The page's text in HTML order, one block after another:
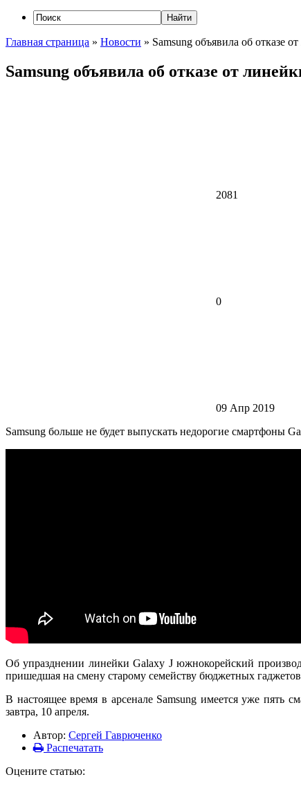
Главная страница » Новости » Samsung объявила об отказе
Samsung объявила об отказе от
2081
0
09 Апр 2019
Samsung больше не будет выпускать недорогие смартфоны
Об упразднении линейки Galaxy J южнокорейский
пришедшая на смену старому семейству бюджетных
В настоящее время в арсенале Samsung имеется уже
завтра, 10 апреля.
Автор: Сергей Гаврюченко
Распечатать
Оцените статью: